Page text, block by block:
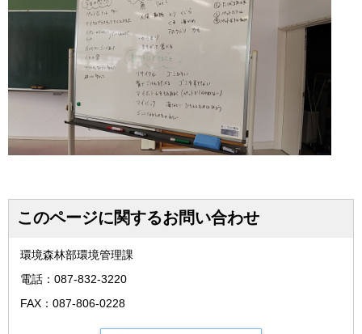
このページに関するお問い合わせ
環境森林部環境管理課
電話：087-832-3220
FAX：087-806-0228